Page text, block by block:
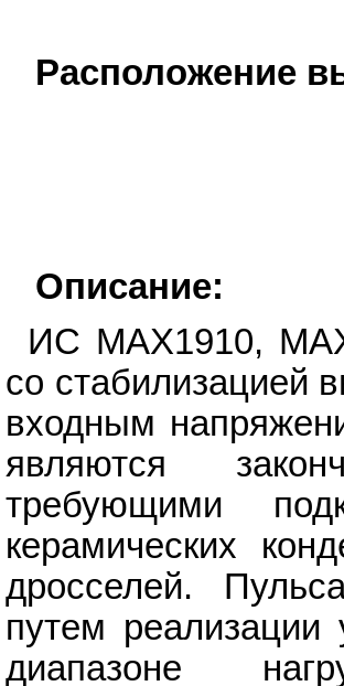
Расположение
Описание:
ИС MAX1910,
со стабилизацией
входным
являются
требующими
керамических
дросселей.
путем
диапазоне